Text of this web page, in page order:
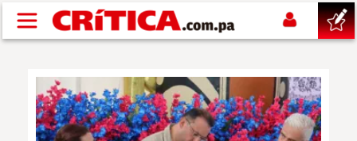
Pasar al contenido principal
SUCESOS